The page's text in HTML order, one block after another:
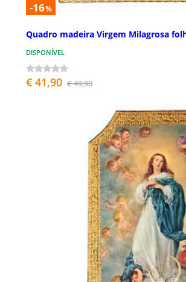
-16%
Quadro madeira Virgem Milagrosa
DISPONÍVEL
€ 41,90 € 49,90